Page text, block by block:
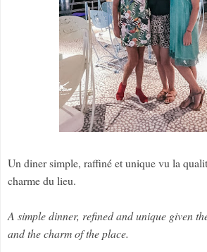
Un diner simple, raffiné et unique vu la
charme du lieu.
A simple dinner, refined and unique given
and the charm of the place.